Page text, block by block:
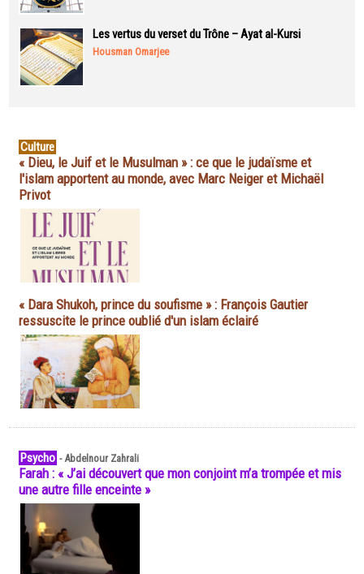
Les vertus du verset du Trône – Ayat al-Kursi
Housman Omarjee
Culture
« Dieu, le Juif et le Musulman » : ce que le judaïsme et
l'islam apportent au monde, avec Marc Neiger et Michaël
Privot
« Dara Shukoh, prince du soufisme » : François Gautier
ressuscite le prince oublié d'un islam éclairé
Psycho -Abdelnour Zahrali
Farah : « J’ai découvert que mon conjoint m’a trompée et mis
une autre fille enceinte »